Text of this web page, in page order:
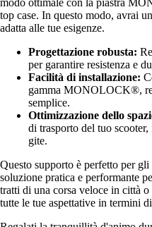
modo ottimale con la piastra
top case. In questo modo, avrai
adatta alle tue esigenze.
Progettazione robusta:
per garantire resistenza e
Facilità di installazione:
gamma MONOLOCK®,
semplice.
Ottimizzazione dello
di trasporto del tuo
gite.
Questo supporto è perfetto per
soluzione pratica e performante
tratti di una corsa veloce in città
tutte le tue aspettative in termini